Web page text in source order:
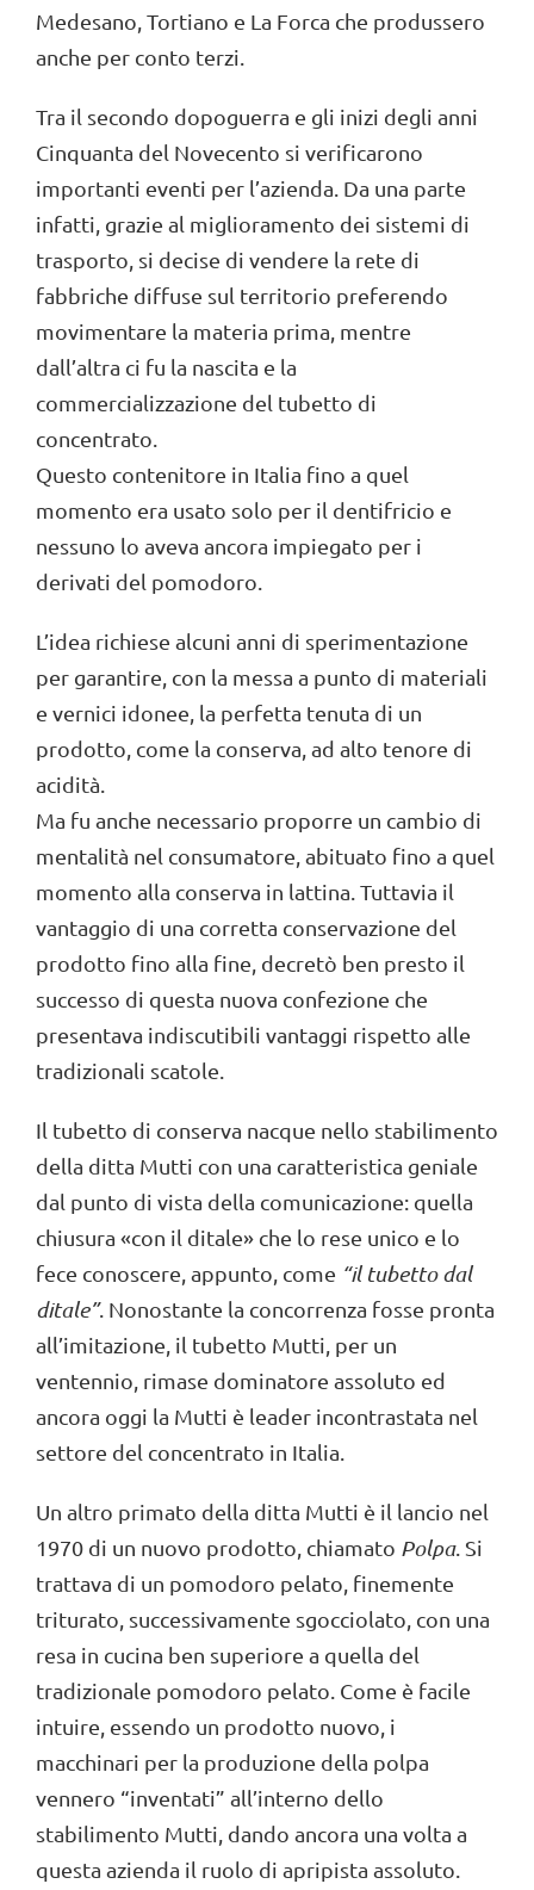
Medesano, Tortiano e La Forca che produssero
anche per conto terzi.
Tra il secondo dopoguerra e gli inizi degli anni
Cinquanta del Novecento si verificarono
importanti eventi per l’azienda. Da una parte
infatti, grazie al miglioramento dei sistemi di
trasporto, si decise di vendere la rete di
fabbriche diffuse sul territorio preferendo
movimentare la materia prima, mentre
dall’altra ci fu la nascita e la
commercializzazione del tubetto di
concentrato.
Questo contenitore in Italia fino a quel
momento era usato solo per il dentifricio e
nessuno lo aveva ancora impiegato per i
derivati del pomodoro.
L’idea richiese alcuni anni di sperimentazione
per garantire, con la messa a punto di materiali
e vernici idonee, la perfetta tenuta di un
prodotto, come la conserva, ad alto tenore di
acidità.
Ma fu anche necessario proporre un cambio di
mentalità nel consumatore, abituato fino a quel
momento alla conserva in lattina. Tuttavia il
vantaggio di una corretta conservazione del
prodotto fino alla fine, decretò ben presto il
successo di questa nuova confezione che
presentava indiscutibili vantaggi rispetto alle
tradizionali scatole.
Il tubetto di conserva nacque nello stabilimento
della ditta Mutti con una caratteristica geniale
dal punto di vista della comunicazione: quella
chiusura «con il ditale» che lo rese unico e lo
fece conoscere, appunto, come “il tubetto dal
ditale”. Nonostante la concorrenza fosse pronta
all’imitazione, il tubetto Mutti, per un
ventennio, rimase dominatore assoluto ed
ancora oggi la Mutti è leader incontrastata nel
settore del concentrato in Italia.
Un altro primato della ditta Mutti è il lancio nel
1970 di un nuovo prodotto, chiamato Polpa. Si
trattava di un pomodoro pelato, finemente
triturato, successivamente sgocciolato, con una
resa in cucina ben superiore a quella del
tradizionale pomodoro pelato. Come è facile
intuire, essendo un prodotto nuovo, i
macchinari per la produzione della polpa
vennero “inventati” all’interno dello
stabilimento Mutti, dando ancora una volta a
questa azienda il ruolo di apripista assoluto.